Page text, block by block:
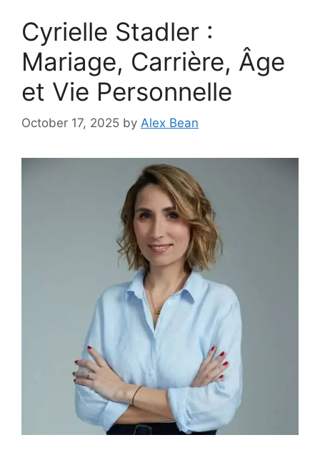
Cyrielle Stadler :
Mariage, Carrière, Âge
et Vie Personnelle
October 17, 2025 by Alex Bean